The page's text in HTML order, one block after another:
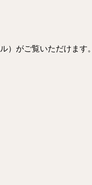
）がご覧いただけます。